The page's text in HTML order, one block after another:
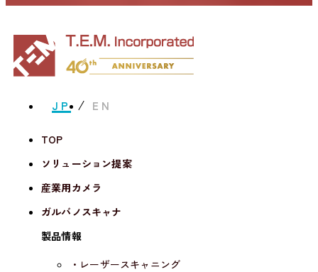
JP EN
TOP
ソリューション提案
産業用カメラ
ガルバノスキャナ
製品情報
・レーザースキャニング